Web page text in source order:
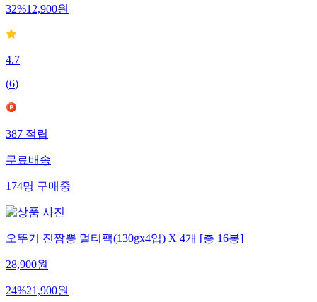
32%12,900원
4.7
(6)
387적립
무료배송
174명구매중
오뚜기 진짬뽕 멀티팩(130gx4입) X 4개 [총 16봉]
28,900원
24%21,900원